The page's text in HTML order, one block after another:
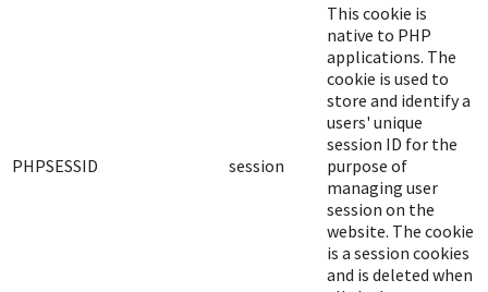
PHPSESSID session
This cookie is
native to PHP
applications. The
cookie is used to
store and identify a
users' unique
session ID for the
purpose of
managing user
session on the
website. The cookie
is a session cookies
and is deleted when